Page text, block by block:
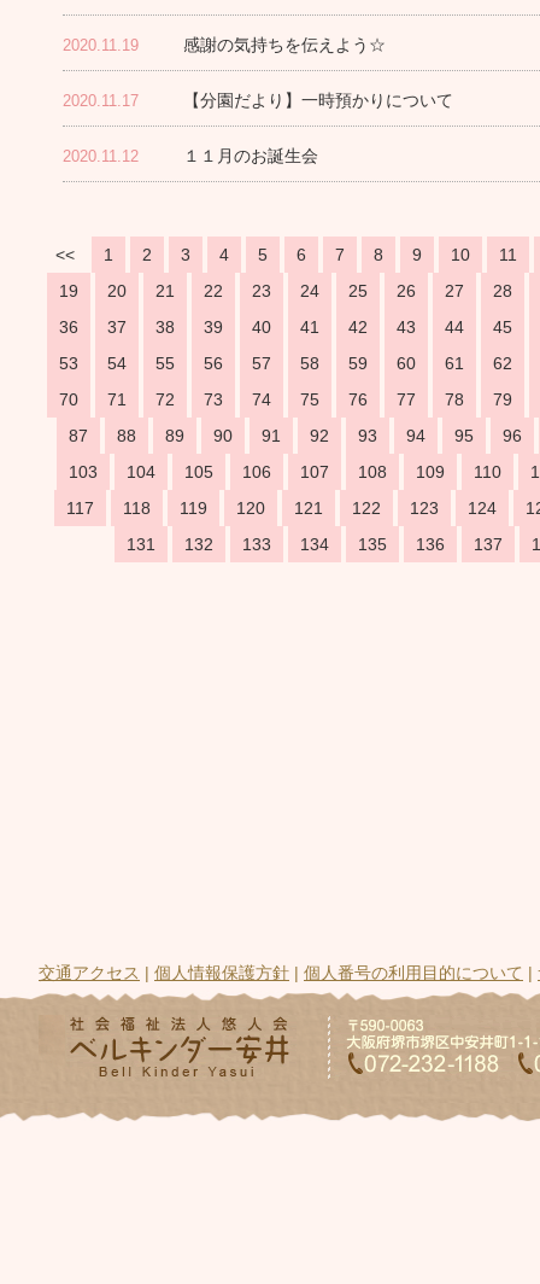
2020.11.19 感謝の気持ちを伝えよう☆
2020.11.17 【分園だより】一時預かりについて
2020.11.12 １１月のお誕生会
<< 1 2 3 4 5 6 7 8 9 10
11
19
20 21 22 23 24 25 26 27
28
36
37 38 39 40 41 42 43 44
45
53
54 55 56 57 58 59 60 61
62
70
71 72 73 74 75 76 77 78
79
87
88 89 90 91 92 93 94 95
96
103
104 105 106 107 108 109 110
117
118 119 120 121 122 123 124
131
132 133 134 135 136 137
交通アクセス | 個人情報保護方針 | 個人番号の利用目的について |